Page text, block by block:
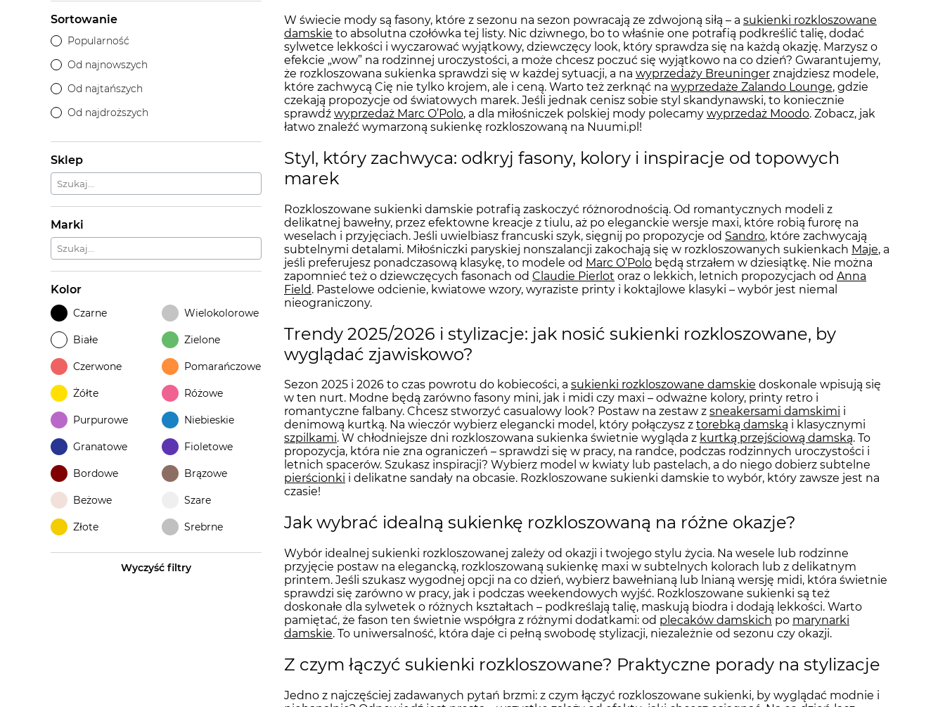
Sortowanie
Popularność
Od najnowszych
Od najtańszych
Od najdroższych
Sklep
Marki
Kolor
Czarne Wielokolorowe
Białe Zielone
Czerwone Pomarańczowe
Żółte Różowe
Purpurowe Niebieskie
Granatowe Fioletowe
Bordowe Brązowe
Beżowe Szare
Złote Srebrne
Wyczyść filtry
W świecie mody są fasony, które z sezonu na sezon powracają ze zdwojoną siłą – a sukienki rozkloszowane
damskie to absolutna czołówka tej listy. Nic dziwnego, bo to właśnie one potrafią podkreślić talię, dodać
sylwetce lekkości i wyczarować wyjątkowy, dziewczęcy look, który sprawdza się na każdą okazję. Marzysz o
efekcie „wow” na rodzinnej uroczystości, a może chcesz poczuć się wyjątkowo na co dzień? Gwarantujemy,
że rozkloszowana sukienka sprawdzi się w każdej sytuacji, a na wyprzedaży Breuninger znajdziesz modele,
które zachwycą Cię nie tylko krojem, ale i ceną. Warto też zerknąć na wyprzedaże Zalando Lounge, gdzie
czekają propozycje od światowych marek. Jeśli jednak cenisz sobie styl skandynawski, to koniecznie
sprawdź wyprzedaż Marc O’Polo, a dla miłośniczek polskiej mody polecamy wyprzedaż Moodo. Zobacz, jak
łatwo znaleźć wymarzoną sukienkę rozkloszowaną na Nuumi.pl!
Styl, który zachwyca: odkryj fasony, kolory i inspiracje od topowych
marek
Rozkloszowane sukienki damskie potrafią zaskoczyć różnorodnością. Od romantycznych modeli z
delikatnej bawełny, przez efektowne kreacje z tiulu, aż po eleganckie wersje maxi, które robią furorę na
weselach i przyjęciach. Jeśli uwielbiasz francuski szyk, sięgnij po propozycje od Sandro, które zachwycają
subtelnymi detalami. Miłośniczki paryskiej nonszalancji zakochają się w rozkloszowanych sukienkach Maje, a
jeśli preferujesz ponadczasową klasykę, to modele od Marc O’Polo będą strzałem w dziesiątkę. Nie można
zapomnieć też o dziewczęcych fasonach od Claudie Pierlot oraz o lekkich, letnich propozycjach od Anna
Field. Pastelowe odcienie, kwiatowe wzory, wyraziste printy i koktajlowe klasyki – wybór jest niemal
nieograniczony.
Trendy 2025/2026 i stylizacje: jak nosić sukienki rozkloszowane, by
wyglądać zjawiskowo?
Sezon 2025 i 2026 to czas powrotu do kobiecości, a sukienki rozkloszowane damskie doskonale wpisują się
w ten nurt. Modne będą zarówno fasony mini, jak i midi czy maxi – odważne kolory, printy retro i
romantyczne falbany. Chcesz stworzyć casualowy look? Postaw na zestaw z sneakersami damskimi i
denimową kurtką. Na wieczór wybierz elegancki model, który połączysz z torebką damską i klasycznymi
szpilkami. W chłodniejsze dni rozkloszowana sukienka świetnie wygląda z kurtką przejściową damską. To
propozycja, która nie zna ograniczeń – sprawdzi się w pracy, na randce, podczas rodzinnych uroczystości i
letnich spacerów. Szukasz inspiracji? Wybierz model w kwiaty lub pastelach, a do niego dobierz subtelne
pierścionki i delikatne sandały na obcasie. Rozkloszowane sukienki damskie to wybór, który zawsze jest na
czasie!
Jak wybrać idealną sukienkę rozkloszowaną na różne okazje?
Wybór idealnej sukienki rozkloszowanej zależy od okazji i twojego stylu życia. Na wesele lub rodzinne
przyjęcie postaw na elegancką, rozkloszowaną sukienkę maxi w subtelnych kolorach lub z delikatnym
printem. Jeśli szukasz wygodnej opcji na co dzień, wybierz bawełnianą lub lnianą wersję midi, która świetnie
sprawdzi się zarówno w pracy, jak i podczas weekendowych wyjść. Rozkloszowane sukienki są też
doskonałe dla sylwetek o różnych kształtach – podkreślają talię, maskują biodra i dodają lekkości. Warto
pamiętać, że fason ten świetnie współgra z różnymi dodatkami: od plecaków damskich po marynarki
damskie. To uniwersalność, która daje ci pełną swobodę stylizacji, niezależnie od sezonu czy okazji.
Z czym łączyć sukienki rozkloszowane? Praktyczne porady na stylizacje
Jedno z najczęściej zadawanych pytań brzmi: z czym łączyć rozkloszowane sukienki, by wyglądać modnie i